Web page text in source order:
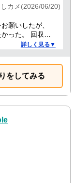
カメ(2026/06/20)
願いしたが、
った。 回収作
詳しく見る▼
をしてみる